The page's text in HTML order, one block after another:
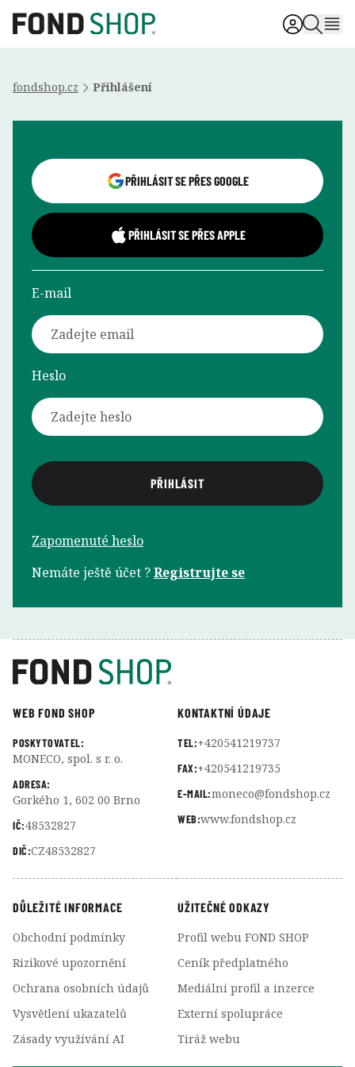
fondshop.cz Přihlášení
PŘIHLÁSIT SE PŘES GOOGLE
PŘIHLÁSIT SE PŘES APPLE
E-mail
Heslo
Zapomenuté heslo
Nemáte ještě účet ?Registrujte se
WEB FOND SHOP
POSKYTOVATEL:
MONECO, spol. s r. o.
ADRESA:
Gorkého 1, 602 00 Brno
IČ:48532827
DIČ:CZ48532827
KONTAKTNÍ ÚDAJE
TEL:+420541219737
FAX:+420541219735
E-MAIL:moneco@fondshop.cz
WEB:www.fondshop.cz
DŮLEŽITÉ INFORMACE
Obchodní podmínky
Rizikové upozornění
Ochrana osobních údajů
Vysvětlení ukazatelů
Zásady využívání AI
UŽITEČNÉ ODKAZY
Profil webu FOND SHOP
Ceník předplatného
Mediální profil a inzerce
Externí spolupráce
Tiráž webu